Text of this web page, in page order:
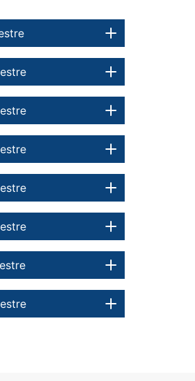
dados sejam utilizados para o
da Cruzeiro do Sul.